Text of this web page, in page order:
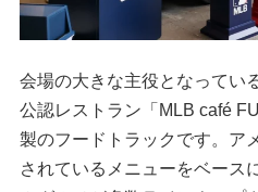
会場の大きな主役となってい
公認レストラン「MLB café
製のフードトラックです。ア
されているメニューをベース